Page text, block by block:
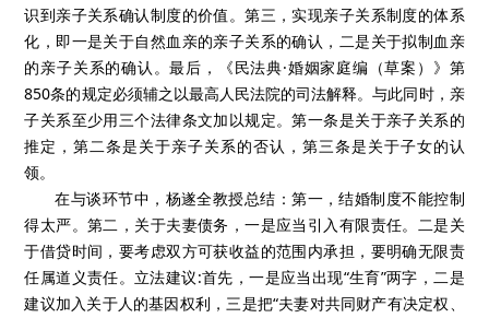
识到亲子关系确认制度的价值。第三，实现亲子关系制度的体系
化，即一是关于自然血亲的亲子关系的确认，二是关于拟制血亲
的亲子关系的确认。最后，《民法典·婚姻家庭编（草案）》第
850条的规定必须辅之以最高人民法院的司法解释。与此同时，亲
子关系至少用三个法律条文加以规定。第一条是关于亲子关系的
推定，第二条是关于亲子关系的否认，第三条是关于子女的认
领。
在与谈环节中，杨遂全教授总结：第一，结婚制度不能控制
得太严。第二，关于夫妻债务，一是应当引入有限责任。二是关
于借贷时间，要考虑双方可获收益的范围内承担，要明确无限责
任属道义责任。立法建议:首先，一是应当出现“生育”两字，二是
建议加入关于人的基因权利，三是把“夫妻对共同财产有决定权、